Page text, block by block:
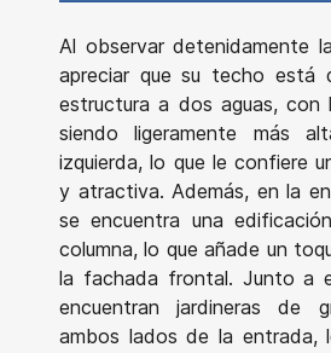
Al observar detenidamente
apreciar que su techo está
estructura a dos aguas, con
siendo ligeramente más
izquierda, lo que le confiere
y atractiva. Además, en la
se encuentra una
columna, lo que añade un
la fachada frontal. Junto a
encuentran jardineras de
ambos lados de la entrada,